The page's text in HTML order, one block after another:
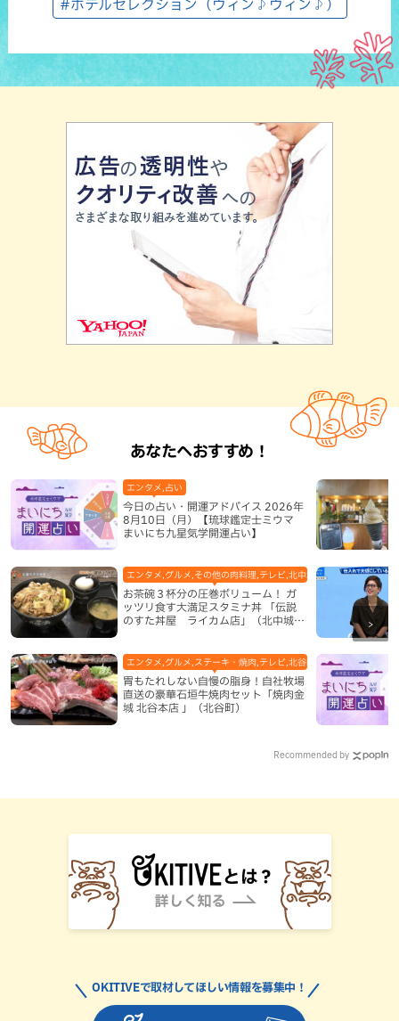
#ホテルセレクション（ウィン♪ウィン♪）
あなたへおすすめ！
今日の占い・開運アドバイス 2026年
8月10日（月）【琉球鑑定士ミウマ
まいにち九星気学開運占い】
エンタメ,占い
お茶碗３杯分の圧巻ボリューム！ ガ
ッツリ食す大満足スタミナ丼 「伝説
のすた丼屋 ライカム店」（北中城
エンタメ,グルメ,その他の肉料理,テレビ,北中城村,地域,本島中部
胃もたれしない自慢の脂身！自社牧場
直送の豪華石垣牛焼肉セット「焼肉金
城 北谷本店 」（北谷町）
エンタメ,グルメ,ステーキ・焼肉,テレビ,北谷町,地域,本島中部
Recommended by
OKITIVEで取材してほしい情報を募集中！